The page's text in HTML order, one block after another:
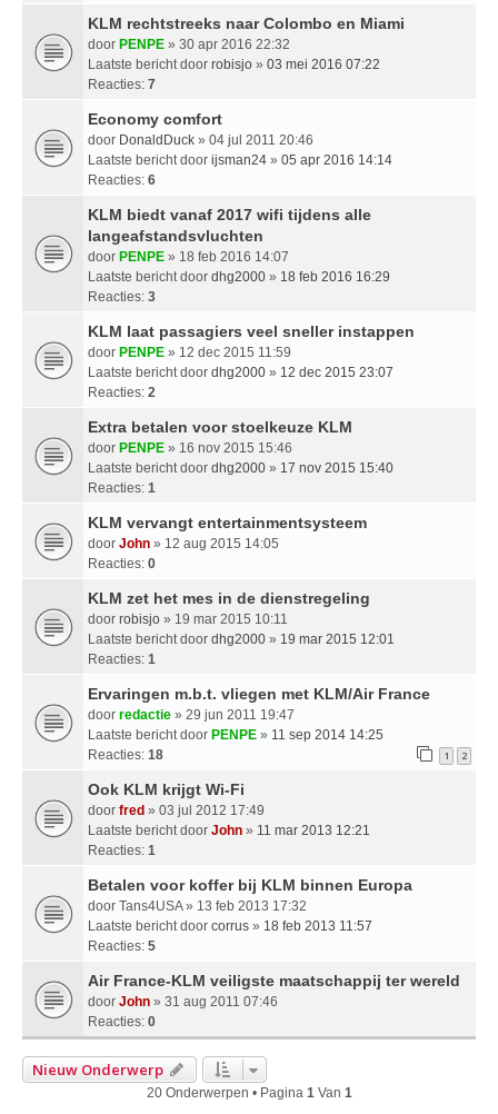
KLM rechtstreeks naar Colombo en Miami
door PENPE » 30 apr 2016 22:32
Laatste bericht door robisjo » 03 mei 2016 07:22
Reacties: 7
Economy comfort
door DonaldDuck » 04 jul 2011 20:46
Laatste bericht door ijsman24 » 05 apr 2016 14:14
Reacties: 6
KLM biedt vanaf 2017 wifi tijdens alle
langeafstandsvluchten
door PENPE » 18 feb 2016 14:07
Laatste bericht door dhg2000 » 18 feb 2016 16:29
Reacties: 3
KLM laat passagiers veel sneller instappen
door PENPE » 12 dec 2015 11:59
Laatste bericht door dhg2000 » 12 dec 2015 23:07
Reacties: 2
Extra betalen voor stoelkeuze KLM
door PENPE » 16 nov 2015 15:46
Laatste bericht door dhg2000 » 17 nov 2015 15:40
Reacties: 1
KLM vervangt entertainmentsysteem
door John » 12 aug 2015 14:05
Reacties: 0
KLM zet het mes in de dienstregeling
door robisjo » 19 mar 2015 10:11
Laatste bericht door dhg2000 » 19 mar 2015 12:01
Reacties: 1
Ervaringen m.b.t. vliegen met KLM/Air France
door redactie » 29 jun 2011 19:47
Laatste bericht door PENPE » 11 sep 2014 14:25
Reacties: 18 1 2
Ook KLM krijgt Wi-Fi
door fred » 03 jul 2012 17:49
Laatste bericht door John » 11 mar 2013 12:21
Reacties: 1
Betalen voor koffer bij KLM binnen Europa
door Tans4USA» 13 feb 2013 17:32
Laatste bericht door corrus » 18 feb 2013 11:57
Reacties: 5
Air France-KLM veiligste maatschappij ter wereld
door John » 31 aug 2011 07:46
Reacties: 0
Nieuw Onderwerp
20 Onderwerpen • Pagina 1Van 1